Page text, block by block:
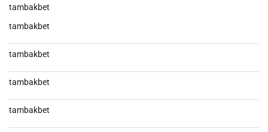
tambakbet
tambakbet
tambakbet
tambakbet
tambakbet